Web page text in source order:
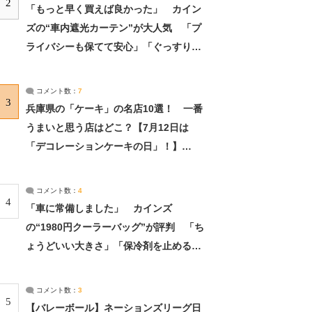
2
「もっと早く買えば良かった」 カイン
ズの“車内遮光カーテン”が大人気 「プ
ライバシーも保てて安心」「ぐっすり眠
3
コメント数： 7
兵庫県の「ケーキ」の名店10選！ 一番
うまいと思う店はどこ？【7月12日は
「デコレーションケーキの日」！】
4
コメント数： 4
「車に常備しました」 カインズ
の“1980円クーラーバッグ”が評判 「ち
ょうどいい大きさ」「保冷剤を止めるベ
5
コメント数： 3
【バレーボール】ネーションズリーグ日